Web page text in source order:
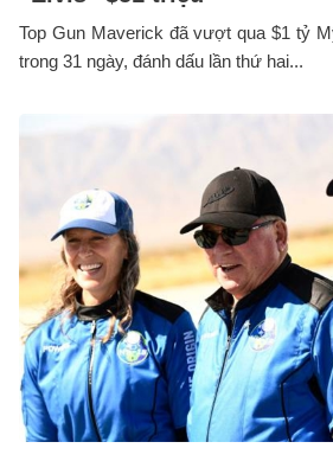
Top Gun Maverick đã vượt qua $1 tỷ
trong 31 ngày, đánh dấu lần thứ hai...